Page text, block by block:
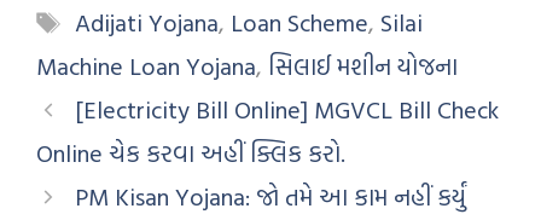
Adijati Yojana, Loan Scheme, Silai
Machine Loan Yojana, સિલાઈ મશીન યોજના
[Electricity Bill Online] MGVCL Bill Check
Online ચેક કરવા અહીં ક્લિક કરો.
PM Kisan Yojana: જો તમે આ કામ નહીં કર્યું